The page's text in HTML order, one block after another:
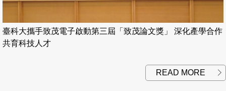
臺科大攜手致茂電子啟動第三屆「致茂論文獎」 深化產學合作
共育科技人才
READ MORE